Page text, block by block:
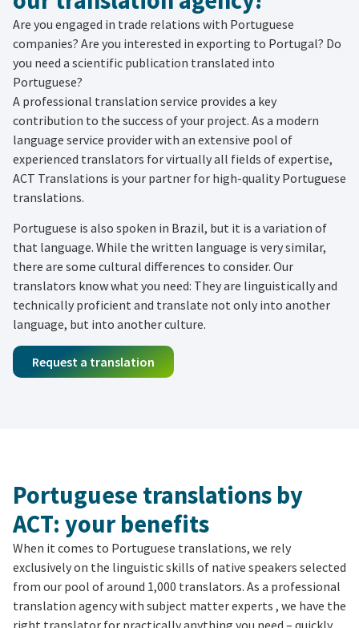
Are you engaged in trade relations with Portuguese
companies? Are you interested in exporting to Portugal? Do
you need a scientific publication translated into
Portuguese?
A professional translation service provides a key
contribution to the success of your project. As a modern
language service provider with an extensive pool of
experienced translators for virtually all fields of expertise,
ACT Translations is your partner for high-quality Portuguese
translations.
Portuguese is also spoken in Brazil, but it is a variation of
that language. While the written language is very similar,
there are some cultural differences to consider. Our
translators know what you need: They are linguistically and
technically proficient and translate not only into another
language, but into another culture.
Request a translation
Portuguese translations by
ACT: your benefits
When it comes to Portuguese translations, we rely
exclusively on the linguistic skills of native speakers selected
from our pool of around 1,000 translators. As a professional
translation agency with subject matter experts , we have the
right translator for practically anything you need – quickly